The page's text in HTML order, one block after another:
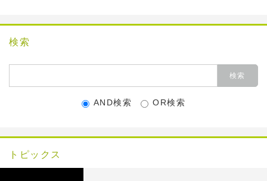
検索
AND検索 OR検索
トピックス